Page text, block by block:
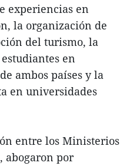
experiencias en
la organización de
del turismo, la
en
ambos países y la
en universidades
entre los Ministerios
abogaron por